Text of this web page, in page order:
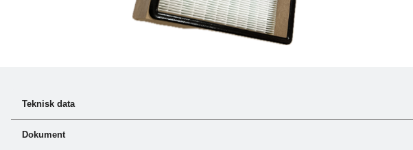
Teknisk data
Art.nr
Dokument